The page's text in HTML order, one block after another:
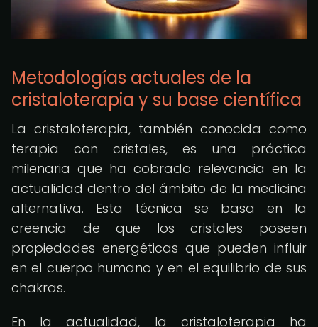
Metodologías actuales de la
cristaloterapia y su base científica
La cristaloterapia, también conocida como
terapia con cristales, es una práctica
milenaria que ha cobrado relevancia en la
actualidad dentro del ámbito de la medicina
alternativa. Esta técnica se basa en la
creencia de que los cristales poseen
propiedades energéticas que pueden influir
en el cuerpo humano y en el equilibrio de sus
chakras.
En la actualidad, la cristaloterapia ha